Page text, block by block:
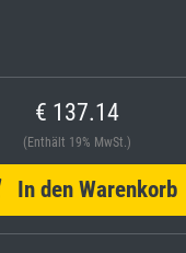
€ 137.14
(Enthält 19% MwSt.)
In den Warenkorb